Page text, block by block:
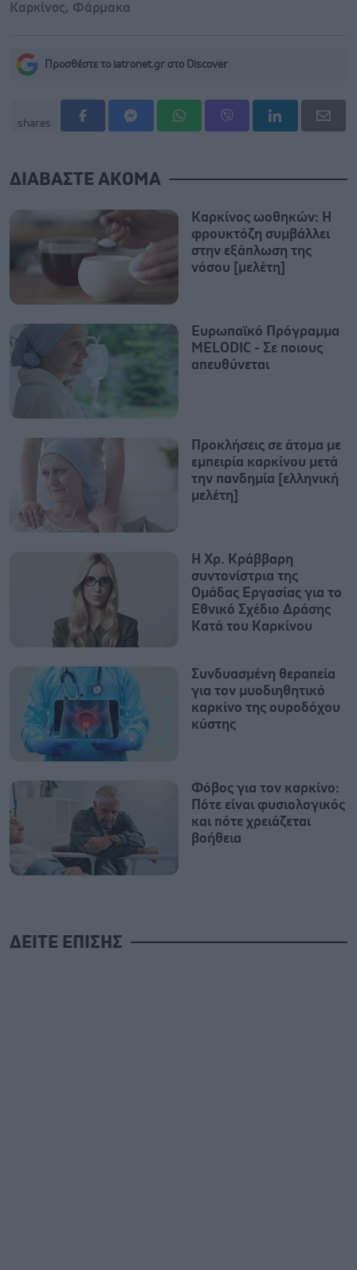
Καρκίνος, Φάρμακα
Προσθέστε το iatronet.gr στο Discover
shares
ΔΙΑΒΑΣΤΕ ΑΚΟΜΑ
Καρκίνος ωοθηκών: Η
φρουκτόζη συμβάλλει
στην εξάπλωση της
νόσου [μελέτη]
Ευρωπαϊκό Πρόγραμμα
MELODIC - Σε ποιους
απευθύνεται
Προκλήσεις σε άτομα με
εμπειρία καρκίνου μετά
την πανδημία [ελληνική
μελέτη]
Η Χρ. Κράββαρη
συντονίστρια της
Ομάδας Εργασίας για το
Εθνικό Σχέδιο Δράσης
Κατά του Καρκίνου
Συνδυασμένη θεραπεία
για τον μυοδιηθητικό
καρκίνο της ουροδόχου
κύστης
Φόβος για τον καρκίνο:
Πότε είναι φυσιολογικός
και πότε χρειάζεται
βοήθεια
ΔΕΙΤΕ ΕΠΙΣΗΣ